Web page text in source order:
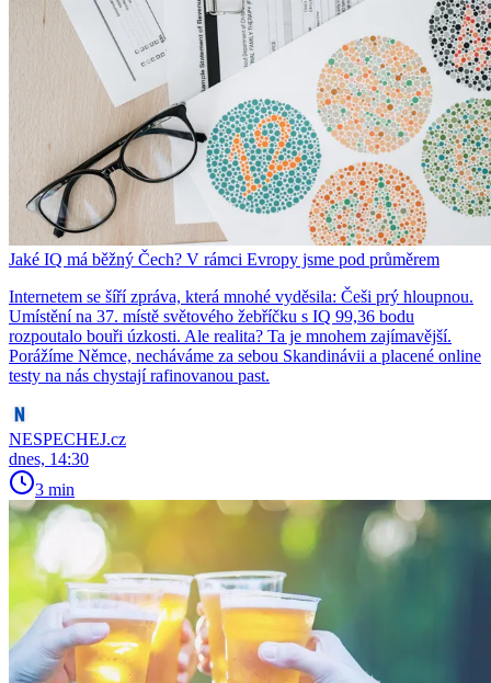
Jaké IQ má běžný Čech? V rámci Evropy jsme pod průměrem
Internetem se šíří zpráva, která mnohé vyděsila: Češi prý hloupnou.
Umístění na 37. místě světového žebříčku s IQ 99,36 bodu
rozpoutalo bouři úzkosti. Ale realita? Ta je mnohem zajímavější.
Porážíme Němce, necháváme za sebou Skandinávii a placené online
testy na nás chystají rafinovanou past.
NESPECHEJ.cz
dnes, 14:30
3 min